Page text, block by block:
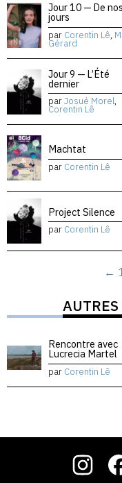
Jour 10 — De nos
jours
par Corentin Lê,
Gérard
Jour 9 — L’Été
dernier
parJosué Morel,
Corentin Lê
Machtat
par Corentin Lê
Project Silence
par Corentin Lê
← 1
Rencontre avec
Lucrecia Martel
par Corentin Lê